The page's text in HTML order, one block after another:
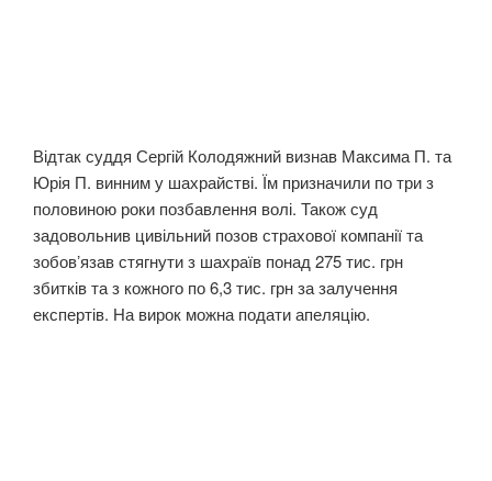
Відтак суддя Сергій Колодяжний визнав Максима П. та
Юрія П. винним у шахрайстві. Їм призначили по три з
половиною роки позбавлення волі. Також суд
задовольнив цивільний позов страхової компанії та
зобовʼязав стягнути з шахраїв понад 275 тис. грн
збитків та з кожного по 6,3 тис. грн за залучення
експертів. На вирок можна подати апеляцію.